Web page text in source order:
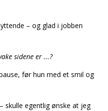
– og glad i jobben
sidene er ...?
før hun med et smil og
skulle egentlig ønske at jeg